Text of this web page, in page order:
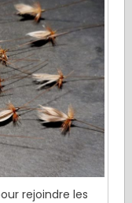
rejoindre les